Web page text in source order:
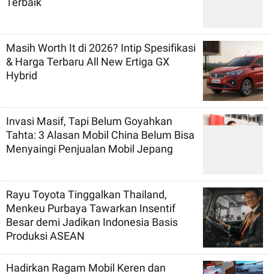
Masih Worth It di 2026? Intip Spesifikasi
& Harga Terbaru All New Ertiga GX
Hybrid
Invasi Masif, Tapi Belum Goyahkan
Tahta: 3 Alasan Mobil China Belum Bisa
Menyaingi Penjualan Mobil Jepang
Rayu Toyota Tinggalkan Thailand,
Menkeu Purbaya Tawarkan Insentif
Besar demi Jadikan Indonesia Basis
Produksi ASEAN
Hadirkan Ragam Mobil Keren dan